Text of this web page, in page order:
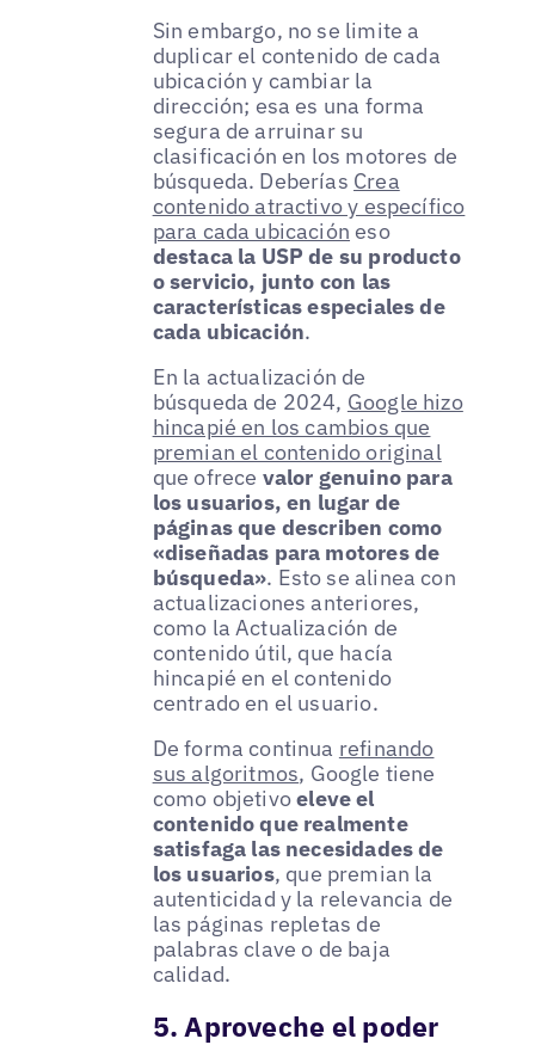
Sin embargo, no se limite a
duplicar el contenido de cada
ubicación y cambiar la
dirección; esa es una forma
segura de arruinar su
clasificación en los motores de
búsqueda. Deberías Crea
contenido atractivo y específico
para cada ubicación eso
destaca la USP de su producto
o servicio, junto con las
características especiales de
cada ubicación.
En la actualización de
búsqueda de 2024, Google hizo
hincapié en los cambios que
premian el contenido original
que ofrece valor genuino para
los usuarios, en lugar de
páginas que describen como
«diseñadas para motores de
búsqueda». Esto se alinea con
actualizaciones anteriores,
como la Actualización de
contenido útil, que hacía
hincapié en el contenido
centrado en el usuario.
De forma continua refinando
sus algoritmos, Google tiene
como objetivoeleve el
contenido que realmente
satisfaga las necesidades de
los usuarios, que premian la
autenticidad y la relevancia de
las páginas repletas de
palabras clave o de baja
calidad.
5. Aproveche el poder